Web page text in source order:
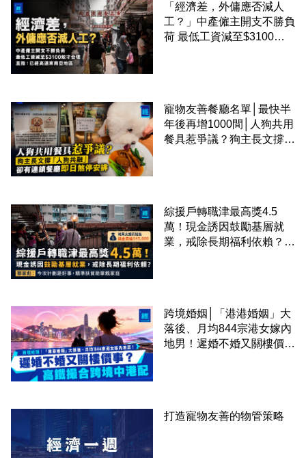
「經濟差，外傭應否減人
工？」中產僱主開支不勝負
荷 最低工資減至$3100蚊
寵物友善餐廳名單│最快半
年後再增1000間│人狗共用
餐具惹爭議？狗主長文撐
綜援戶轉職津最高獎4.5
萬！現金誘因鼓勵基層就
業，戒除長期福利依賴？鄧
跨境婚姻│「港港婚姻」大
落後、月均844宗港女嫁內
地男！遲婚不婚又關樓價
打造寵物友善的物管策略